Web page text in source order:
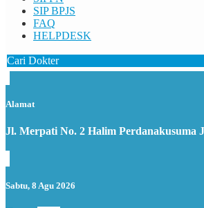
SIP BPJS
FAQ
HELPDESK
Cari Dokter
Alamat
Jl. Merpati No. 2 Halim Perdanakusuma
Sabtu, 8 Agu 2026